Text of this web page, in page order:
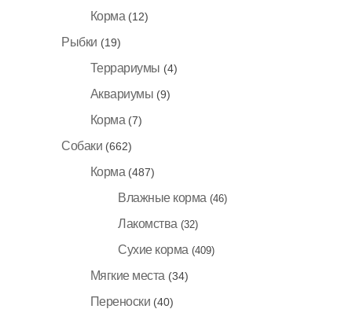
Корма (12)
Рыбки (19)
Террариумы (4)
Аквариумы (9)
Корма (7)
Собаки (662)
Корма (487)
Влажные корма (46)
Лакомства (32)
Сухие корма (409)
Мягкие места (34)
Переноски (40)